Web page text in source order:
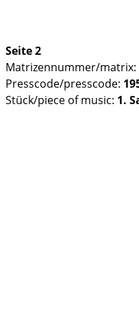
Seite 2
Matrizennummer/matrix:
Presscode/presscode:
Stück/piece of music: 1.